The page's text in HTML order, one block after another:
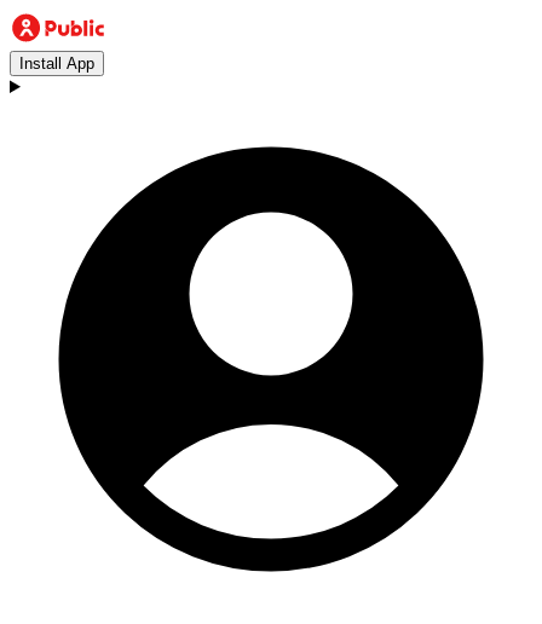
Install App